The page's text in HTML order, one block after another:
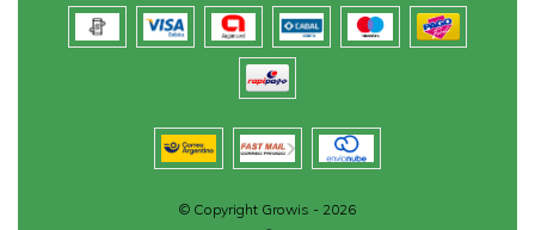
© Copyright Growis - 2026